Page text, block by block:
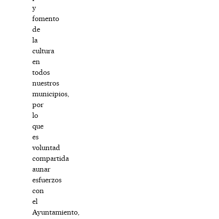
y
fomento
de
la
cultura
en
todos
nuestros
municipios,
por
lo
que
es
voluntad
compartida
aunar
esfuerzos
con
el
Ayuntamiento,